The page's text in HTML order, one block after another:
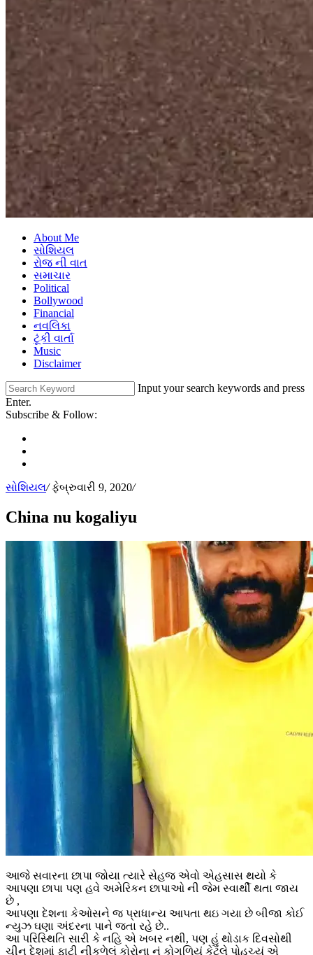
About Me
સોશિયલ
રોજ ની વાત
સમાચાર
Political
Bollywood
Financial
નવલિકા
ટૂંકી વાર્તા
Music
Disclaimer
Input your search keywords and press
Enter.
Subscribe & Follow:
સોશિયલ/ફેબ્રુવારી 9, 2020/
China nu kogaliyu
આજે સવારના છાપા જોયા ત્યારે સેહજ એવો એહસાસ થયો કે
આપણા છાપા પણ હવે અમેરિકન છાપાઓ ની જેમ સ્વાર્થી થતા જાય
છે ,
આપણા દેશના કેઓસને જ પ્રાધાન્ય આપતા થઇ ગયા છે બીજા કોઈ
ન્યુઝ ઘણા અંદરના પાને જતા રહે છે..
આ પરિસ્થિતિ સારી કે નહિ એ ખબર નથી, પણ હું થોડાક દિવસોથી
ચીન દેશમાં ફાટી નીકળેલું કોરોના નું કોગળિયું કેટલે પોહચ્યું એ